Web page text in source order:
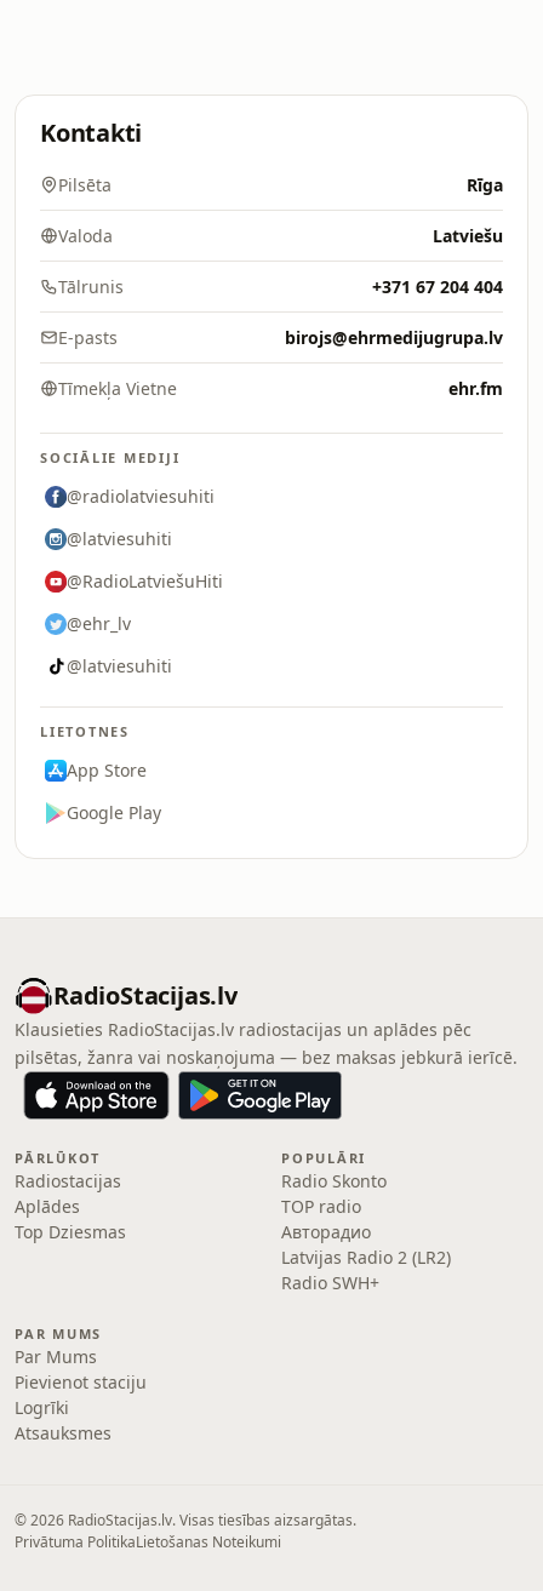
Kontakti
Pilsēta Rīga
Valoda Latviešu
Tālrunis +371 67 204 404
E-pasts birojs@ehrmedijugrupa.lv
Tīmekļa Vietne ehr.fm
SOCIĀLIE MEDIJI
@radiolatviesuhiti
@latviesuhiti
@RadioLatviešuHiti
@ehr_lv
@latviesuhiti
LIETOTNES
App Store
Google Play
RadioStacijas.lv
Klausieties RadioStacijas.lv radiostacijas un aplādes pēc
pilsētas, žanra vai noskaņojuma — bez maksas jebkurā ierīcē.
PĀRLŪKOT
Radiostacijas
Aplādes
Top Dziesmas
POPULĀRI
Radio Skonto
TOP radio
Авторадио
Latvijas Radio 2 (LR2)
Radio SWH+
PAR MUMS
Par Mums
Pievienot staciju
Logrīki
Atsauksmes
© 2026 RadioStacijas.lv. Visas tiesības aizsargātas.
Privātuma PolitikaLietošanas Noteikumi